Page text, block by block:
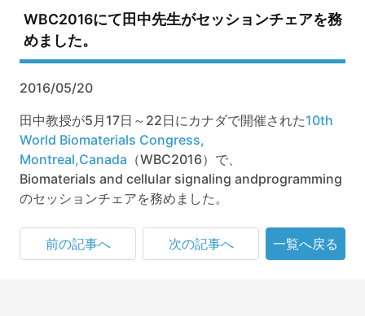
WBC2016にて田中先生がセッションチェアを務
めました。
2016/05/20
田中教授が5月17日～22日にカナダで開催された10th
World Biomaterials Congress,
Montreal,Canada （WBC2016）で、
Biomaterials and cellular signaling andprogramming
のセッションチェアを務めました。
前の記事へ 次の記事へ 一覧へ戻る